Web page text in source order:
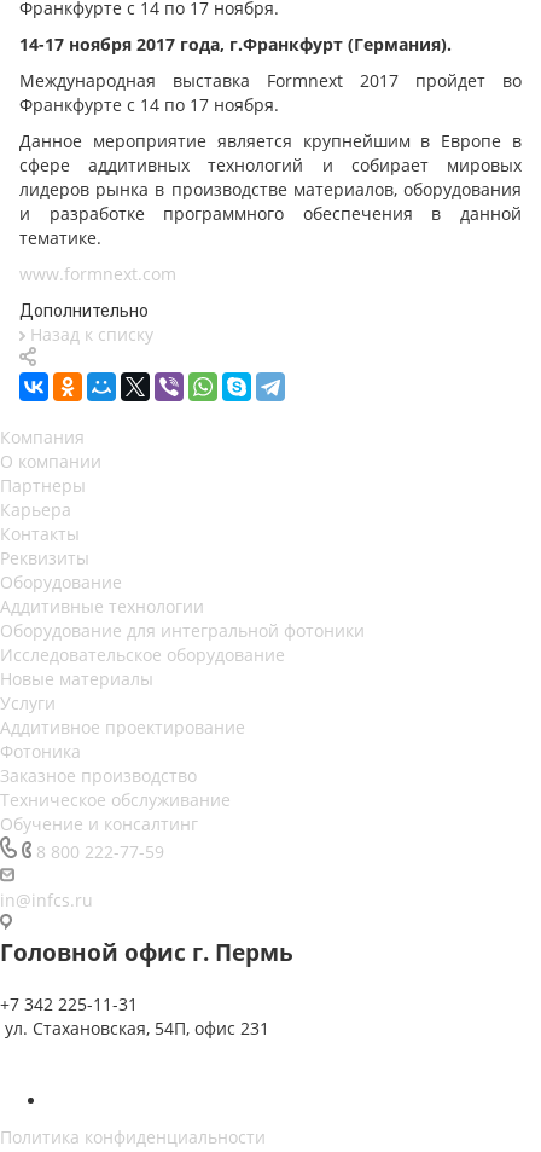
Франкфурте с 14 по 17 ноября.
14-17 ноября 2017 года, г.Франкфурт (Германия).
Международная выставка Formnext 2017 пройдет во
Франкфурте с 14 по 17 ноября.
Данное мероприятие является крупнейшим в Европе в
сфере аддитивных технологий и собирает мировых
лидеров рынка в производстве материалов, оборудования
и разработке программного обеспечения в данной
тематике.
www.formnext.com
Дополнительно
Назад к списку
Компания
О компании
Партнеры
Карьера
Контакты
Реквизиты
Оборудование
Аддитивные технологии
Оборудование для интегральной фотоники
Исследовательское оборудование
Новые материалы
Услуги
Аддитивное проектирование
Фотоника
Заказное производство
Техническое обслуживание
Обучение и консалтинг
8 800 222-77-59
in@infcs.ru
Головной офис г. Пермь
+7 342 225-11-31
ул. Стахановская, 54П, офис 231
Политика конфиденциальности